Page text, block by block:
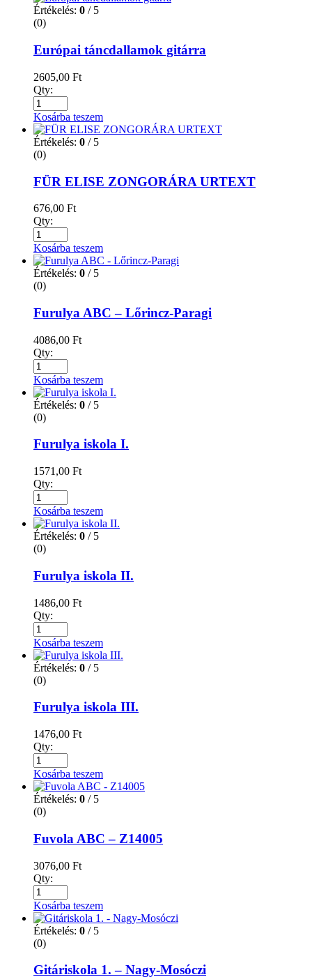
Értékelés: 0 / 5
(0)
Európai táncdallamok gitárra
2605,00 Ft
Qty:
Kosárba teszem
Értékelés: 0 / 5
(0)
FÜR ELISE ZONGORÁRA URTEXT
676,00 Ft
Qty:
Kosárba teszem
Értékelés: 0 / 5
(0)
Furulya ABC – Lőrincz-Paragi
4086,00 Ft
Qty:
Kosárba teszem
Értékelés: 0 / 5
(0)
Furulya iskola I.
1571,00 Ft
Qty:
Kosárba teszem
Értékelés: 0 / 5
(0)
Furulya iskola II.
1486,00 Ft
Qty:
Kosárba teszem
Értékelés: 0 / 5
(0)
Furulya iskola III.
1476,00 Ft
Qty:
Kosárba teszem
Értékelés: 0 / 5
(0)
Fuvola ABC – Z14005
3076,00 Ft
Qty:
Kosárba teszem
Értékelés: 0 / 5
(0)
Gitáriskola 1. – Nagy-Mosóczi